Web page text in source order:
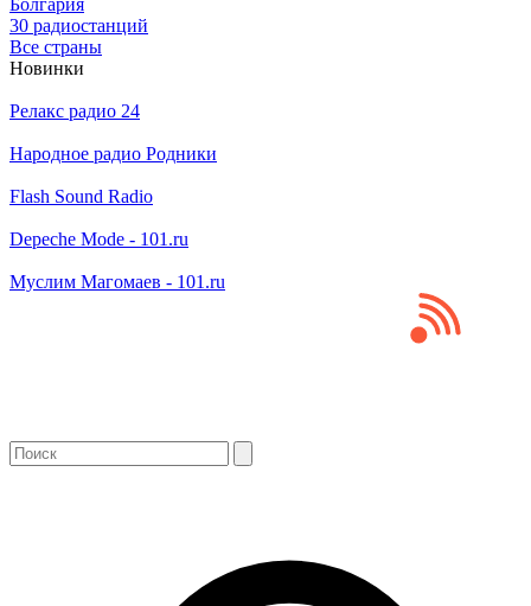
30 радиостанций
Все страны
Новинки
Релакс радио 24
Народное радио Родники
Flash Sound Radio
Depeche Mode - 101.ru
Муслим Магомаев - 101.ru